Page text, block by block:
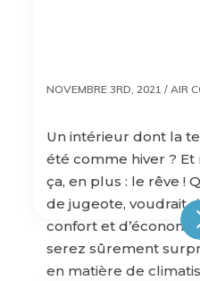
NOVEMBRE 3RD, 2021 /AIR
Un intérieur dont la
été comme hiver ?
ça, en plus : le rêve !
de jugeote, voudrait
confort et
serez sûrement
en matière de